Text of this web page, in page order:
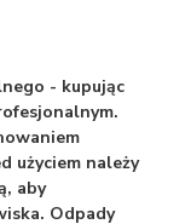
- kupując
użyciem należy
aby
Odpady